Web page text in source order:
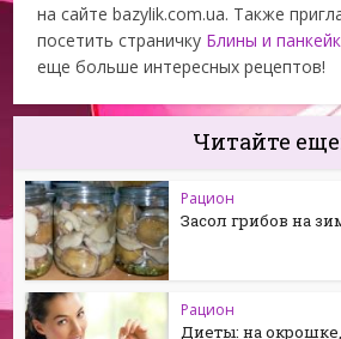
на сайте bazylik.com.ua. Также
посетить страничку Блины и
еще больше интересных рецептов!
Читайте
Рацион
Засол грибов на
Рацион
Диеты: на окрошке,